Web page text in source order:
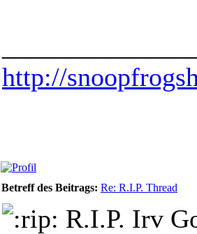
http://
Betreff des Beitrags: Re: R.I.P. Thread
R.I.P. Irv